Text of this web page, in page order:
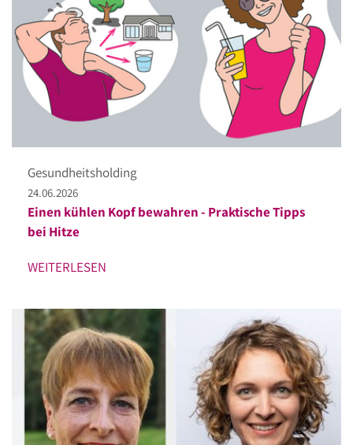
Gesundheitsholding
24.06.2026
Einen kühlen Kopf bewahren - Praktische Tipps
bei Hitze
WEITERLESEN